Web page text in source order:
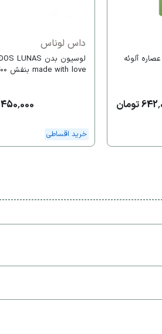
آلوئه
تومان
داس لوناس
made with love بنفش 200 گرم
450,000 تومان
خرید اقساطی